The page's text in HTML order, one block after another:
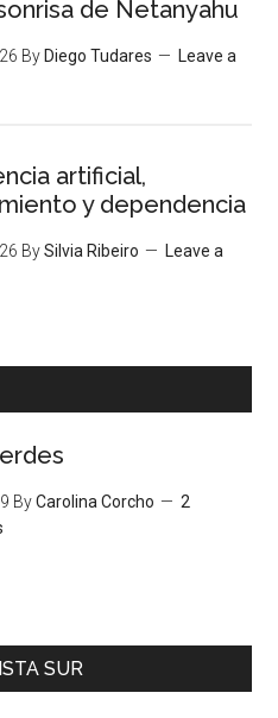
de Netanyahu
By Diego Tudares
Leave a
artificial,
y dependencia
BySilvia Ribeiro
Leave a
ByCarolina Corcho
2
SUR